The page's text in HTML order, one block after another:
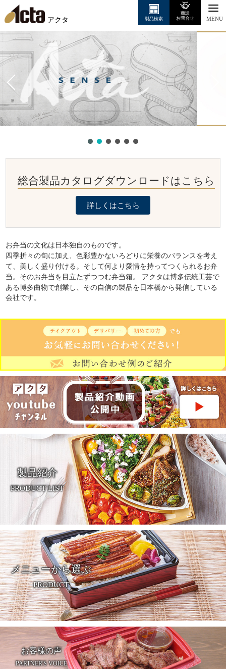
アクタ MENU
製品検索
商談
お問合せ
総合製品カタログダウンロードはこちら
詳しくはこちら
お弁当の文化は日本独自のものです。
四季折々の旬に加え、色彩豊かないろどりに栄養のバランスを考え
て、美しく盛り付ける。 そして何より愛情を持ってつくられるお弁
当。そのお弁当を目立たずつつむ弁当箱。
アクタは博多伝統工芸で
ある博多曲物で創業し、その自信の製品を日本橋から発信している
会社です。
製品紹介
PRODUCT LIST
メニューから選ぶ
PRODUCT
お客様の声
PARTNER'S VOICE